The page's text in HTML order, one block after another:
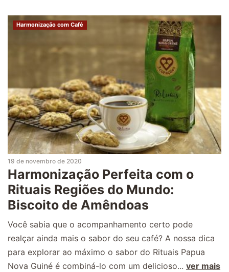
Harmonização com Café
19 de novembro de 2020
Harmonização Perfeita com o
Rituais Regiões do Mundo:
Biscoito de Amêndoas
Você sabia que o acompanhamento certo pode
realçar ainda mais o sabor do seu café? A nossa dica
para explorar ao máximo o sabor do Rituais Papua
Nova Guiné é combiná-lo com um delicioso... ver mais